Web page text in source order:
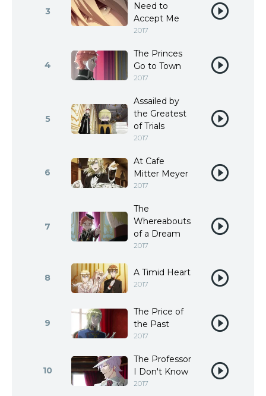
3
Need to
Accept Me
2017
4
The Princes
Go to Town
2017
5
Assailed by
the Greatest
of Trials
2017
6
At Cafe
Mitter Meyer
2017
7
The
Whereabouts
of a Dream
2017
8 A Timid Heart
2017
9
The Price of
the Past
2017
10
The Professor
I Don't Know
2017